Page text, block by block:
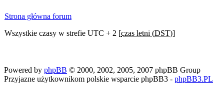
Strona główna forum
Wszystkie czasy w strefie UTC + 2 [czas letni (DST)]
Powered by phpBB © 2000, 2002, 2005, 2007 phpBB Group
Przyjazne użytkownikom polskie wsparcie phpBB3 - phpBB3.PL